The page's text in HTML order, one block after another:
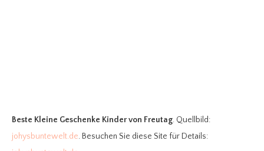
Beste Kleine Geschenke Kindervon Freutag. Quellbild:
johysbuntewelt.de. Besuchen Sie diese Site für Details: